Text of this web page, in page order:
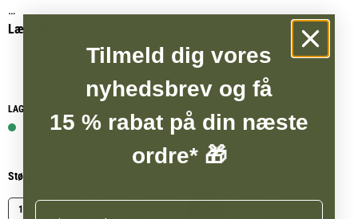
Dækkenet er med formskåret nakke- og skulderparti med blød
neoprenforing på manken, som forhindrer tryk.
Dækkenet har justerbar dobbelt frontlukning med klikhager og
justerbare gjordstropper, og den store haleklap beskytter
haleroden fuldt ud.
Læs mere
LAGERSTATUS WEBSHOP
1 på lager
Størrelse
105
Tilmeld dig vores
nyhedsbrev og få
15 % rabat på din næste
ordre* 🎁
Navn